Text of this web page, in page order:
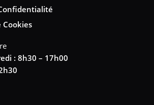
: 8h30 – 17h00